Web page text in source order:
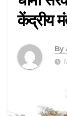
केंद्रीय
By